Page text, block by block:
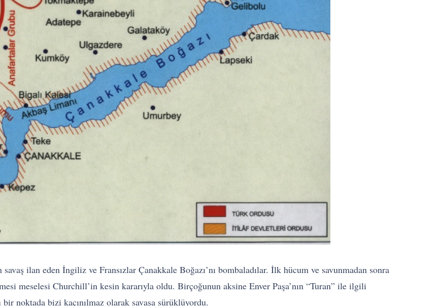
savaş ilan eden İngiliz ve Fransızlar Çanakkale Boğazı’nı bombaladılar. İlk hücum ve savunmadan sonra
meselesi Churchill’in kesin kararıyla oldu. Birçoğunun aksine Enver Paşa’nın “Turan” ile ilgili
bir noktada bizi kaçınılmaz olarak savaşa sürüklüyordu.